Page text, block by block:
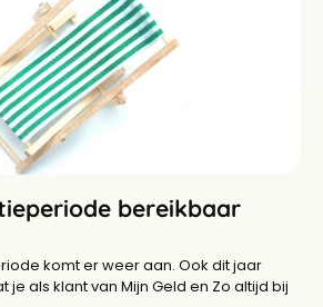
bereikbaar
komt er weer aan. Ook dit jaar
je als klant van Mijn Geld en Zo altijd bij